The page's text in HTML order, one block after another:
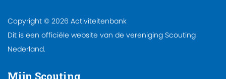
Copyright © 2026 Activiteitenbank
Dit is een officiële website van de vereniging Scouting
Nederland.
Mijn Scouting